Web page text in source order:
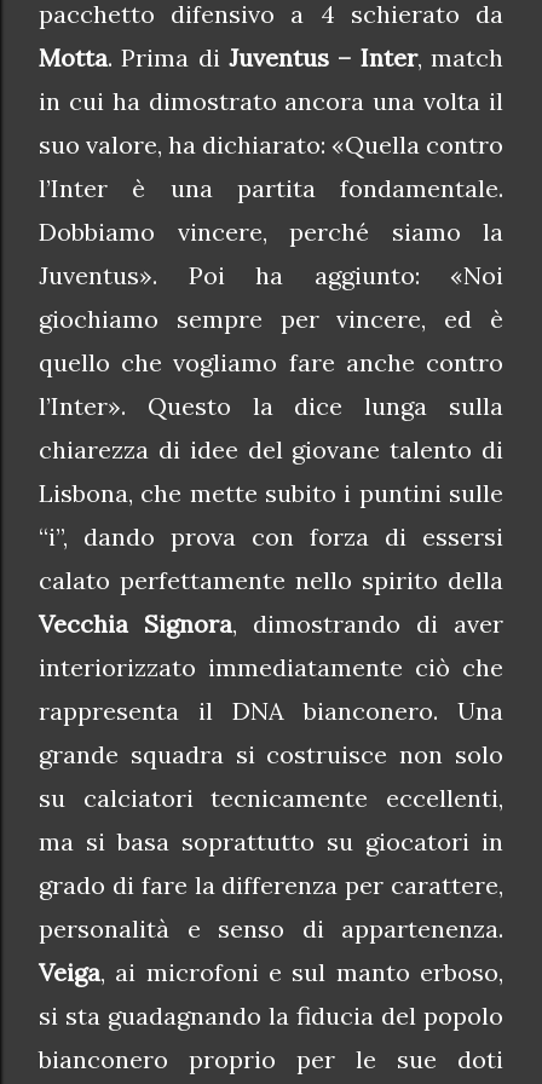
pacchetto difensivo a 4 schierato da
Motta. Prima di Juventus – Inter, match
in cui ha dimostrato ancora una volta il
suo valore, ha dichiarato: «Quella contro
l’Inter è una partita fondamentale.
Dobbiamo vincere, perché siamo la
Juventus». Poi ha aggiunto: «Noi
giochiamo sempre per vincere, ed è
quello che vogliamo fare anche contro
l’Inter». Questo la dice lunga sulla
chiarezza di idee del giovane talento di
Lisbona, che mette subito i puntini sulle
“i”, dando prova con forza di essersi
calato perfettamente nello spirito della
Vecchia Signora, dimostrando di aver
interiorizzato immediatamente ciò che
rappresenta il DNA bianconero. Una
grande squadra si costruisce non solo
su calciatori tecnicamente eccellenti,
ma si basa soprattutto su giocatori in
grado di fare la differenza per carattere,
personalità e senso di appartenenza.
Veiga, ai microfoni e sul manto erboso,
si sta guadagnando la fiducia del popolo
bianconero proprio per le sue doti